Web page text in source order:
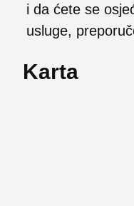
i da ćete se
usluge,
Karta